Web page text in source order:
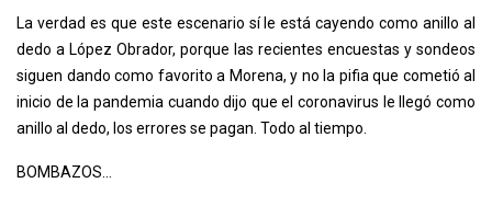
La verdad es que este escenario sí le está cayendo como anillo al
dedo a López Obrador, porque las recientes encuestas y sondeos
siguen dando como favorito a Morena, y no la pifia que cometió al
inicio de la pandemia cuando dijo que el coronavirus le llegó como
anillo al dedo, los errores se pagan. Todo al tiempo.
BOMBAZOS…